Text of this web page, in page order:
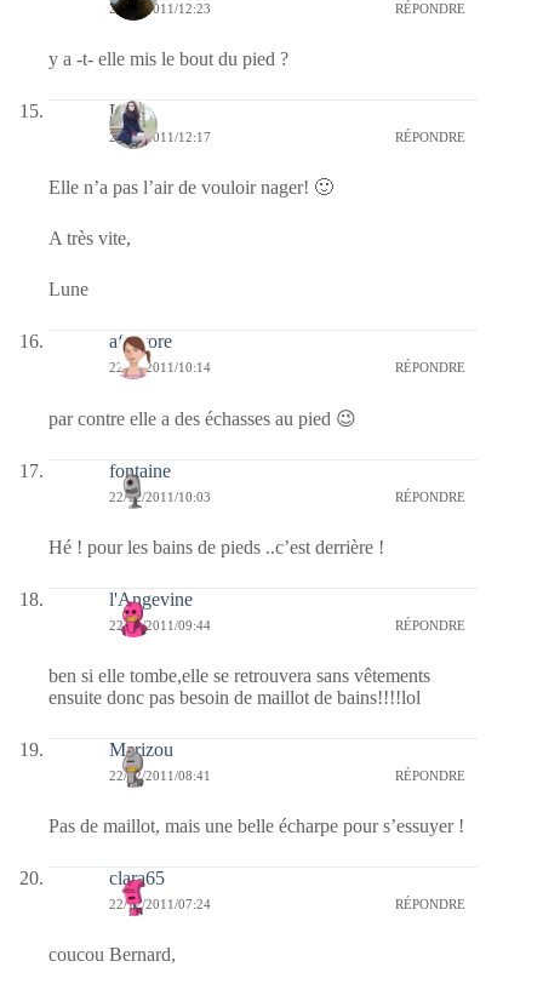
22/12/2011/12:23 RÉPONDRE
y a -t- elle mis le bout du pied ?
Lune
22/12/2011/12:17 RÉPONDRE
Elle n’a pas l’air de vouloir nager! 🙂
A très vite,
Lune
afaurore
22/12/2011/10:14 RÉPONDRE
par contre elle a des échasses au pied 😉
fontaine
22/12/2011/10:03 RÉPONDRE
Hé ! pour les bains de pieds ..c’est derrière !
l'Angevine
22/12/2011/09:44 RÉPONDRE
ben si elle tombe,elle se retrouvera sans vêtements
ensuite donc pas besoin de maillot de bains!!!!lol
Marizou
22/12/2011/08:41 RÉPONDRE
Pas de maillot, mais une belle écharpe pour s’essuyer !
clara65
22/12/2011/07:24 RÉPONDRE
coucou Bernard,